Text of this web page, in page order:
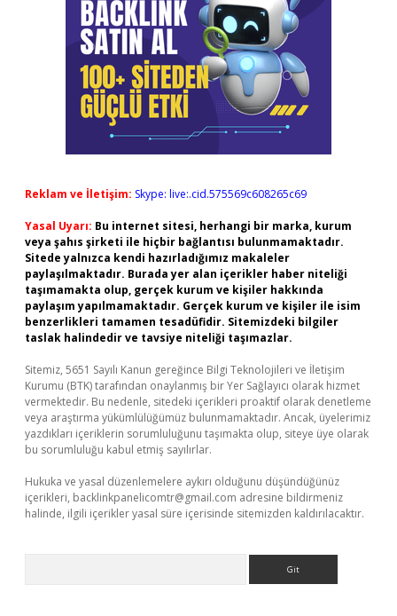
Reklam ve İletişim: Skype: live:.cid.575569c608265c69
Yasal Uyarı: Bu internet sitesi, herhangi bir marka, kurum
veya şahıs şirketi ile hiçbir bağlantısı bulunmamaktadır.
Sitede yalnızca kendi hazırladığımız makaleler
paylaşılmaktadır. Burada yer alan içerikler haber niteliği
taşımamakta olup, gerçek kurum ve kişiler hakkında
paylaşım yapılmamaktadır. Gerçek kurum ve kişiler ile isim
benzerlikleri tamamen tesadüfidir. Sitemizdeki bilgiler
taslak halindedir ve tavsiye niteliği taşımazlar.
Sitemiz, 5651 Sayılı Kanun gereğince Bilgi Teknolojileri ve İletişim
Kurumu (BTK) tarafından onaylanmış bir Yer Sağlayıcı olarak hizmet
vermektedir. Bu nedenle, sitedeki içerikleri proaktif olarak denetleme
veya araştırma yükümlülüğümüz bulunmamaktadır. Ancak, üyelerimiz
yazdıkları içeriklerin sorumluluğunu taşımakta olup, siteye üye olarak
bu sorumluluğu kabul etmiş sayılırlar.
Hukuka ve yasal düzenlemelere aykırı olduğunu düşündüğünüz
içerikleri, backlinkpanelicomtr@gmail.com adresine bildirmeniz
halinde, ilgili içerikler yasal süre içerisinde sitemizden kaldırılacaktır.